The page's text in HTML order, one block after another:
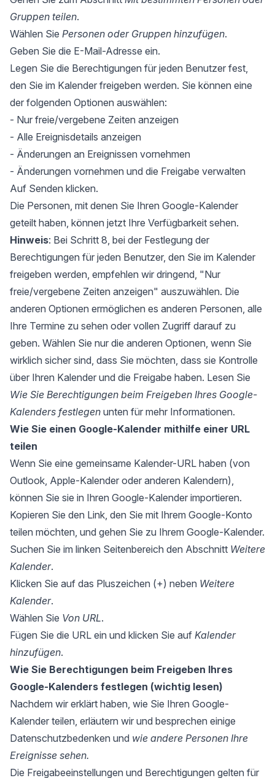
Gruppen teilen.
Wählen Sie Personen oder Gruppen hinzufügen.
Geben Sie die E-Mail-Adresse ein.
Legen Sie die Berechtigungen für jeden Benutzer fest,
den Sie im Kalender freigeben werden. Sie können eine
der folgenden Optionen auswählen:
- Nur freie/vergebene Zeiten anzeigen
- Alle Ereignisdetails anzeigen
- Änderungen an Ereignissen vornehmen
- Änderungen vornehmen und die Freigabe verwalten
Auf Senden klicken.
Die Personen, mit denen Sie Ihren Google-Kalender
geteilt haben, können jetzt Ihre Verfügbarkeit sehen.
Hinweis: Bei Schritt 8, bei der Festlegung der
Berechtigungen für jeden Benutzer, den Sie im Kalender
freigeben werden, empfehlen wir dringend, "Nur
freie/vergebene Zeiten anzeigen" auszuwählen. Die
anderen Optionen ermöglichen es anderen Personen, alle
Ihre Termine zu sehen oder vollen Zugriff darauf zu
geben. Wählen Sie nur die anderen Optionen, wenn Sie
wirklich sicher sind, dass Sie möchten, dass sie Kontrolle
über Ihren Kalender und die Freigabe haben. Lesen Sie
Wie Sie Berechtigungen beim Freigeben Ihres Google-
Kalenders festlegen unten für mehr Informationen.
Wie Sie einen Google-Kalender mithilfe einer URL
teilen
Wenn Sie eine gemeinsame Kalender-URL haben (von
Outlook, Apple-Kalender oder anderen Kalendern),
können Sie sie in Ihren Google-Kalender importieren.
Kopieren Sie den Link, den Sie mit Ihrem Google-Konto
teilen möchten, und gehen Sie zu Ihrem Google-Kalender.
Suchen Sie im linken Seitenbereich den Abschnitt Weitere
Kalender.
Klicken Sie auf das Pluszeichen (+) neben Weitere
Kalender.
Wählen Sie Von URL.
Fügen Sie die URL ein und klicken Sie auf Kalender
hinzufügen.
Wie Sie Berechtigungen beim Freigeben Ihres
Google-Kalenders festlegen (wichtig lesen)
Nachdem wir erklärt haben, wie Sie Ihren Google-
Kalender teilen, erläutern wir und besprechen einige
Datenschutzbedenken und wie andere Personen Ihre
Ereignisse sehen.
Die Freigabeeinstellungen und Berechtigungen gelten für